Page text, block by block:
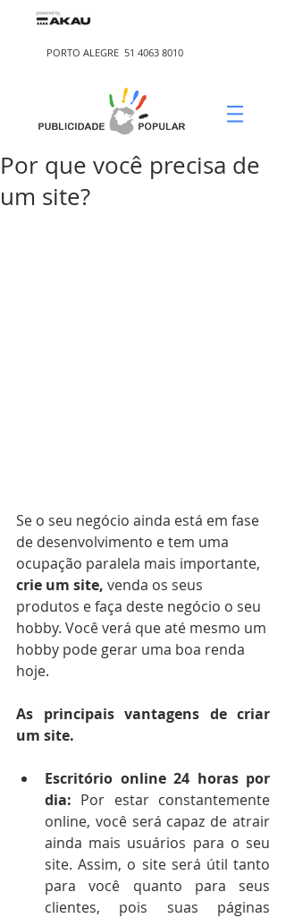
PORTO ALEGRE 51 4063 8010
Por que você precisa de
um site?
Se o seu negócio ainda está em fase
de desenvolvimento e tem uma
ocupação paralela mais importante,
crie um site, venda os seus
produtos e faça deste negócio o seu
hobby. Você verá que até mesmo um
hobby pode gerar uma boa renda
hoje.
As principais vantagens de criar
um site.
Escritório online 24 horas por
dia: Por estar constantemente
online, você será capaz de atrair
ainda mais usuários para o seu
site. Assim, o site será útil tanto
para você quanto para seus
clientes, pois suas páginas